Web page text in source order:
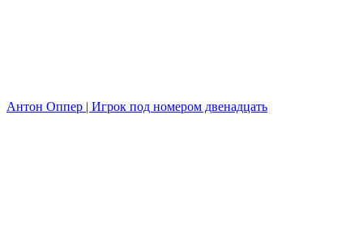
Антон Оппер | Игрок под номером двенадцать